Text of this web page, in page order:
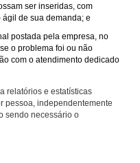
ser inseridas, com
de sua demanda; e
postada pela empresa, no
o problema foi ou não
com o atendimento dedicado
relatórios e estatísticas
pessoa, independentemente
sendo necessário o